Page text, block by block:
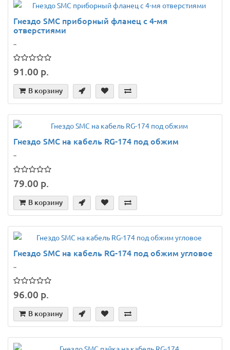
Гнездо SMC приборный фланец с 4-мя
отверстиями
..
91.00 р.
В корзину
Гнездо SMС на кабель RG-174 под обжим
..
79.00 р.
В корзину
Гнездо SMС на кабель RG-174 под обжим угловое
..
96.00 р.
В корзину